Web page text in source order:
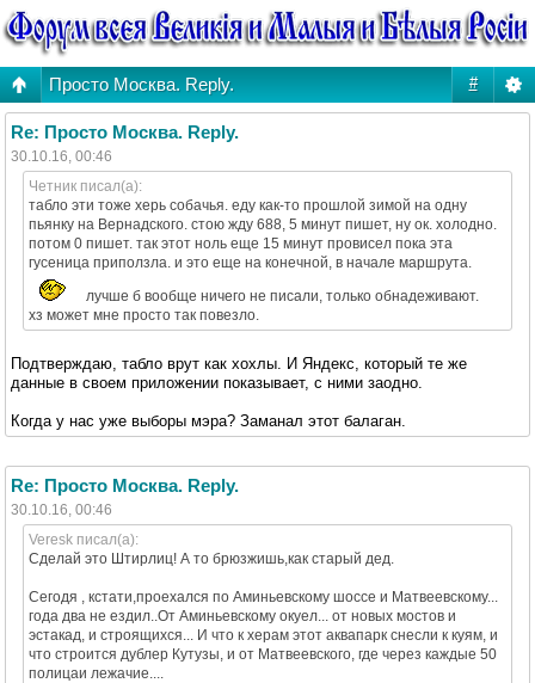
#
Просто Москва. Reply.
Re: Просто Москва. Reply.
30.10.16, 00:46
Четник писал(а):
табло эти тоже херь собачья. еду как-то прошлой зимой на одну
пьянку на Вернадского. стою жду 688, 5 минут пишет, ну ок. холодно.
потом 0 пишет. так этот ноль еще 15 минут провисел пока эта
гусеница приползла. и это еще на конечной, в начале маршрута.
лучше б вообще ничего не писали, только обнадеживают.
хз может мне просто так повезло.
Подтверждаю, табло врут как хохлы. И Яндекс, который те же
данные в своем приложении показывает, с ними заодно.
Когда у нас уже выборы мэра? Заманал этот балаган.
Re: Просто Москва. Reply.
30.10.16, 00:46
Veresk писал(а):
Сделай это Штирлиц! А то брюзжишь,как старый дед.
Сегодя , кстати,проехался по Аминьевскому шоссе и Матвеевскому...
года два не ездил..От Аминьевскому окуел... от новых мостов и
эстакад, и строящихся... И что к херам этот аквапарк снесли к куям, и
что строится дублер Кутузы, и от Матвеевского, где через каждые 50
полицаи лежачие....